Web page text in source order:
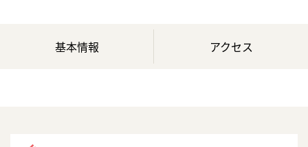
基本情報 アクセス